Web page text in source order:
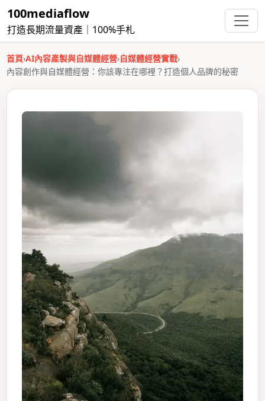
100mediaflow
打造長期流量資產｜100%手札
首頁›AI內容產製與自媒體經營›自媒體經營實戰›
內容創作與自媒體經營：你該專注在哪裡？打造個人品牌的秘密